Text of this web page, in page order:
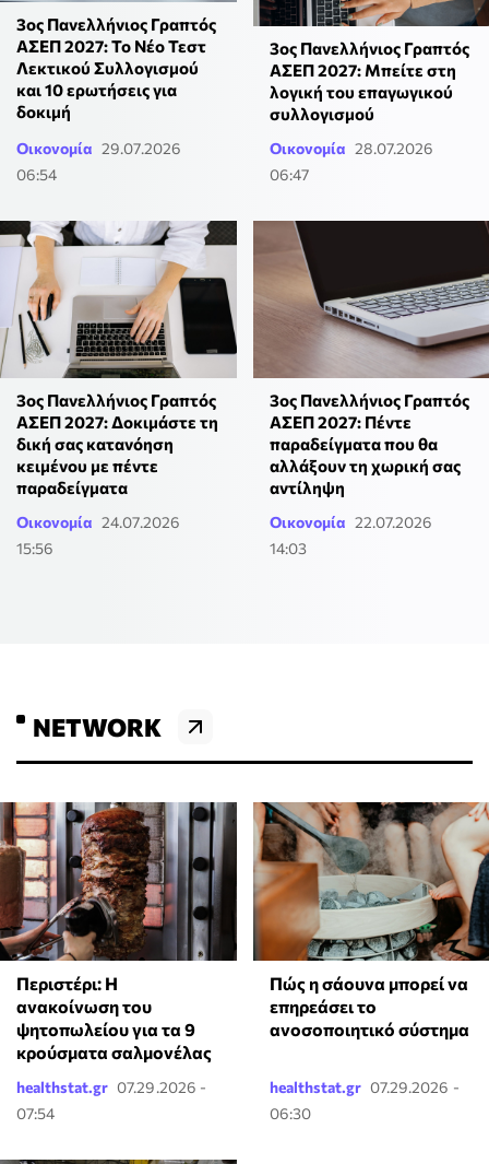
3ος Πανελλήνιος Γραπτός
ΑΣΕΠ 2027: Το Νέο Τεστ
Λεκτικού Συλλογισμού
και 10 ερωτήσεις για
δοκιμή
Οικονομία 29.07.2026
06:54
3ος Πανελλήνιος Γραπτός
ΑΣΕΠ 2027: Μπείτε στη
λογική του επαγωγικού
συλλογισμού
Οικονομία 28.07.2026
06:47
3ος Πανελλήνιος Γραπτός
ΑΣΕΠ 2027: Δοκιμάστε τη
δική σας κατανόηση
κειμένου με πέντε
παραδείγματα
Οικονομία 24.07.2026
15:56
3ος Πανελλήνιος Γραπτός
ΑΣΕΠ 2027: Πέντε
παραδείγματα που θα
αλλάξουν τη χωρική σας
αντίληψη
Οικονομία 22.07.2026
14:03
NETWORK
Περιστέρι: Η
ανακοίνωση του
ψητοπωλείου για τα 9
κρούσματα σαλμονέλας
healthstat.gr 07.29.2026 -
07:54
Πώς η σάουνα μπορεί να
επηρεάσει το
ανοσοποιητικό σύστημα
healthstat.gr 07.29.2026 -
06:30